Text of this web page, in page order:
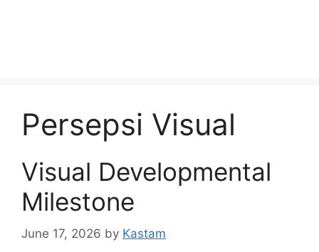
Persepsi Visual
Visual Developmental
Milestone
June 17, 2026 by Kastam